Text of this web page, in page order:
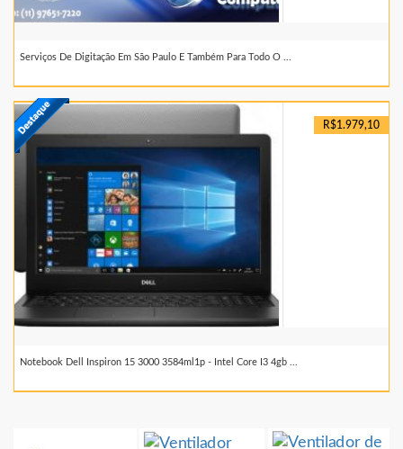
Serviços De Digitação Em São Paulo E Também Para Todo O ...
R$1.979,10
Notebook Dell Inspiron 15 3000 3584ml1p - Intel Core I3 4gb ...